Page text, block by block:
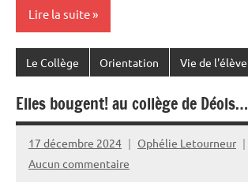
Lire la suite
Le Collège Orientation Vie de l'élève
Elles bougent! au collège de Déols…
17 décembre 2024
Ophélie Letourneur
Aucun commentaire